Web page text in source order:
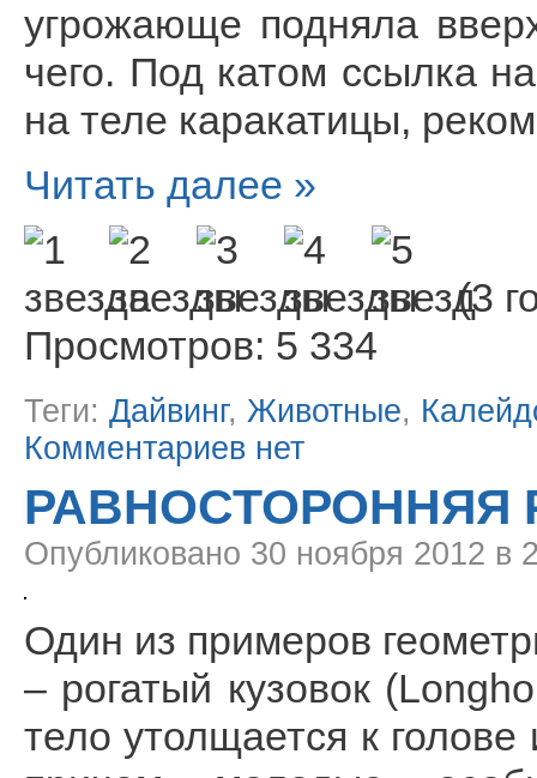
угрожающе подняла
чего. Под катом ссылка
на теле каракатицы,
Читать далее »
(3
Просмотров: 5 334
Теги: Дайвинг, Животные,
Комментариев нет
РАВНОСТОРОННЯЯ
Опубликовано 30 ноября 2012 в
Один из примеров
– рогатый кузовок
тело утолщается к